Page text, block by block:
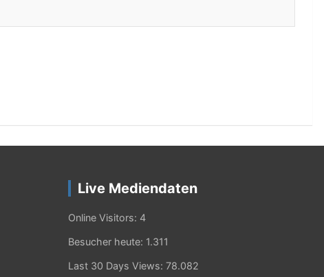
Live Mediendaten
Online Visitors: 4
Besucher heute: 1.311
Last 30 Days Views: 78.082